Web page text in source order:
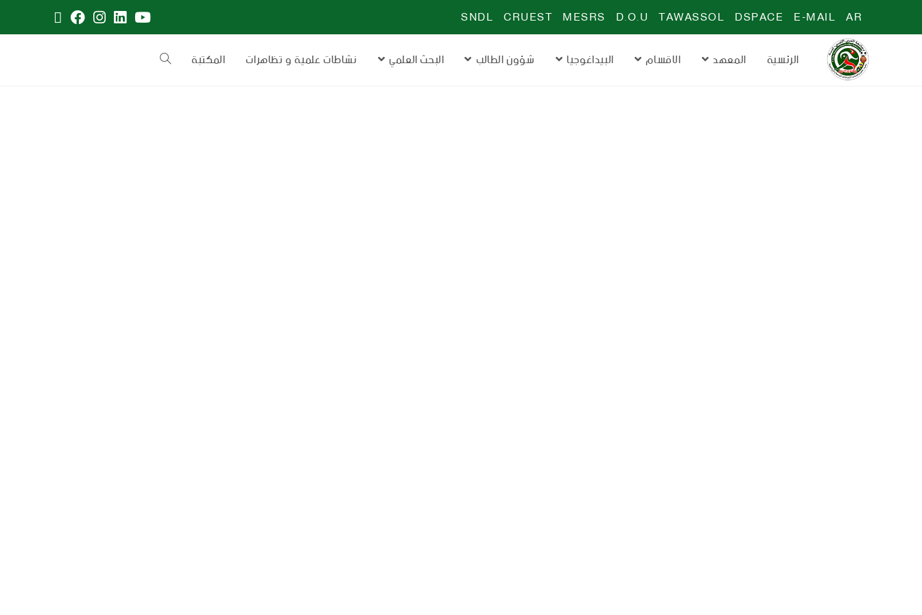
AR
E-MAIL
DSPACE
TAWASSOL
D.O.U
MESRS
CRUEST
SNDL
الرئسية
المعهد الاقسام البيداغوجيا شؤون الطالب البحث العلمي نشاطات علمية و تظاهرات المكتبة